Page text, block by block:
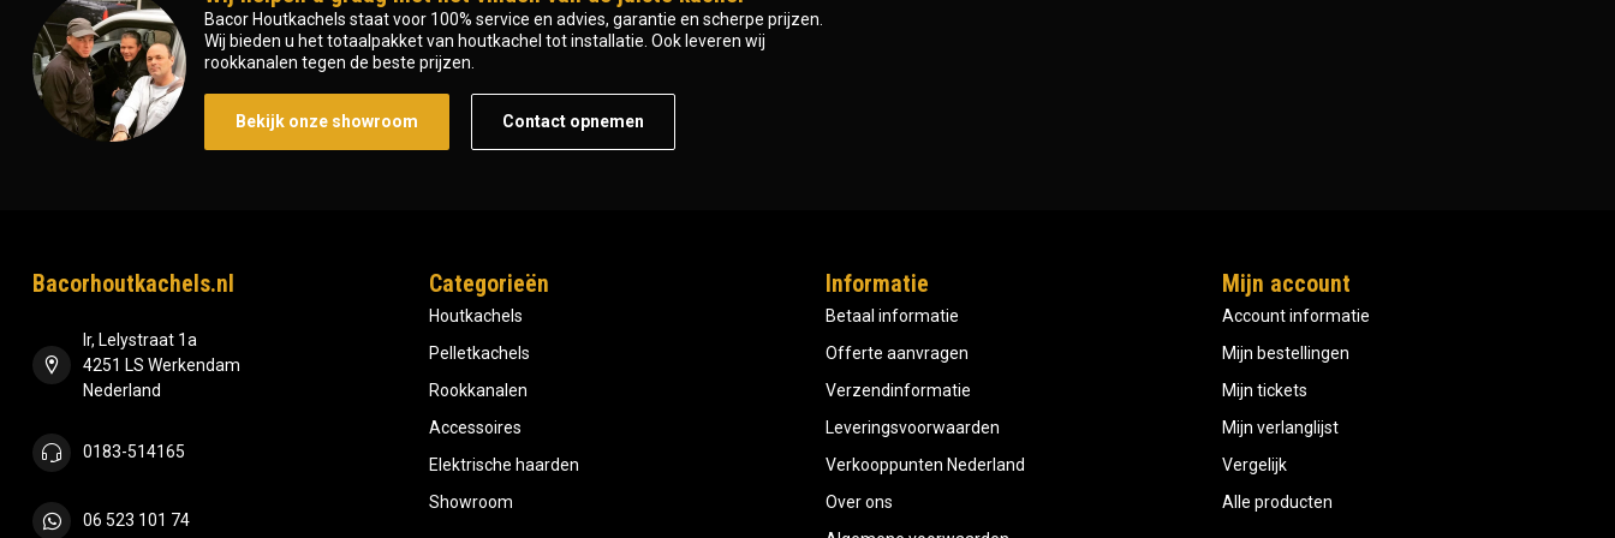
Bacor Houtkachels staat voor 100% service en advies, garantie en scherpe prijzen.
Wij bieden u het totaalpakket van houtkachel tot installatie. Ook leveren wij
rookkanalen tegen de beste prijzen.
Bekijk onze showroom Contact opnemen
Bacorhoutkachels.nl
Ir, Lelystraat 1a
4251 LS Werkendam
Nederland
0183-514165
06 523 101 74
Categorieën
Houtkachels
Pelletkachels
Rookkanalen
Accessoires
Elektrische haarden
Showroom
Informatie
Betaal informatie
Offerte aanvragen
Verzendinformatie
Leveringsvoorwaarden
Verkooppunten Nederland
Over ons
Mijn account
Account informatie
Mijn bestellingen
Mijn tickets
Mijn verlanglijst
Vergelijk
Alle producten